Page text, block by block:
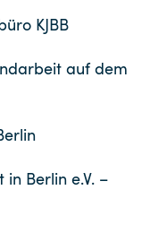
KJBB
auf dem
in Berlin e.V. –